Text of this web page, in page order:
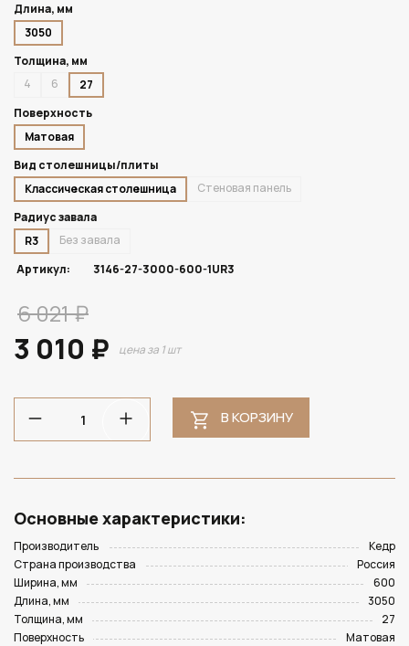
Длина, мм
3050
Толщина, мм
4
6
27
Поверхность
Матовая
Вид столешницы/плиты
Классическая столешница
Стеновая панель
Радиус завала
R3
Без завала
Артикул:
3146-27-3000-600-1UR3
6 021 ₽
3 010 ₽ цена за 1 шт
В КОРЗИНУ
Основные характеристики:
Производитель
Кедр
Страна производства
Россия
Ширина, мм
600
Длина, мм
3050
Толщина, мм
27
Поверхность
Матовая